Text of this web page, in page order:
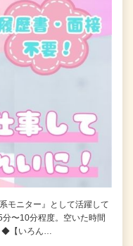
モニター』として活躍して
〜10分程度。空いた時間
◆【いろん…